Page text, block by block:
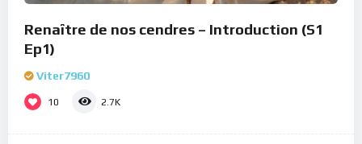
Renaître de nos cendres – Introduction (S1
Ep1)
Viter7960
10 2.7K